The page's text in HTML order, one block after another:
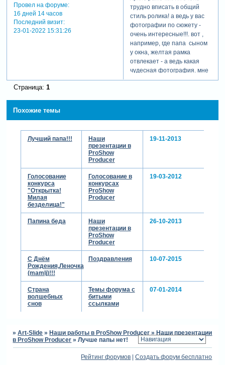
Провел на форуме:
16 дней 14 часов
Последний визит:
23-01-2022 15:31:26
трудно вписать в общий
стиль ролика! а ведь у вас
фотографии по сюжету -
очень интересные!!!. вот ,
например, где папа сыном
у окна, желтая рамка
отвлекает - а ведь какая
чудесная фотография. мне
кажется им не нужны
Страница: 1
Похожие темы
Лучший папа!!!
Наши
презентации в
ProShow
Producer
19-11-2013
Голосование
конкурса
"Открытка!
Милая
безделица!"
Голосование в
конкурсах
ProShow
Producer
19-03-2012
Папина беда
Наши
презентации в
ProShow
Producer
26-10-2013
С Днём
Рождения,Леночка
(mamlj)!!!
Поздравления 10-07-2015
Страна
волшебных
снов
Темы форума с
битыми
ссылками
07-01-2014
»Art-Slide » Наши работы в ProShow Producer » Наши презентации
в ProShow Producer »Лучше папы нет!
Рейтинг форумов |Создать форум бесплатно